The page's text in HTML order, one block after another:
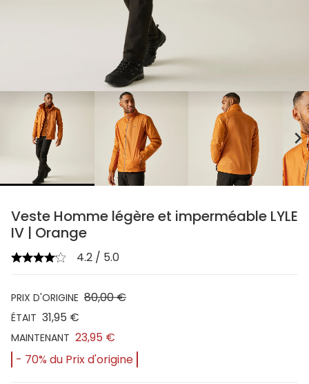
chevron_right
Veste Homme légère et imperméable LYLE
IV | Orange
4.2 / 5.0
PRIX D'ORIGINE 80,00 €
ÉTAIT 31,95 €
MAINTENANT 23,95 €
- 70% du Prix d'origine